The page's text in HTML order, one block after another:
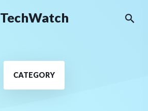
TechWatch
CATEGORY